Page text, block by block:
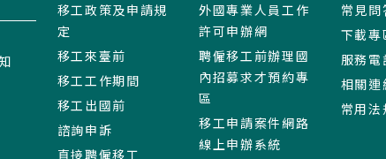
移工政策及申請規
定
移工來臺前
移工工作期間
移工出國前
諮詢申訴
直接聘僱移工
外國專業人員工作
許可申辦網
聘僱移工前辦理國
內招募求才預約專
區
移工申請案件網路
線上申辦系統
常見問
下載專
服務電
相關連
常用法